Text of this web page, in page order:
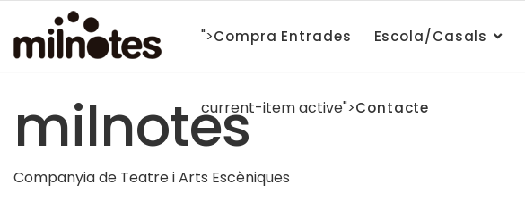
">Compra Entrades Escola/Casals
current-item active">Contacte
milnotes
Companyia de Teatre i Arts Escèniques